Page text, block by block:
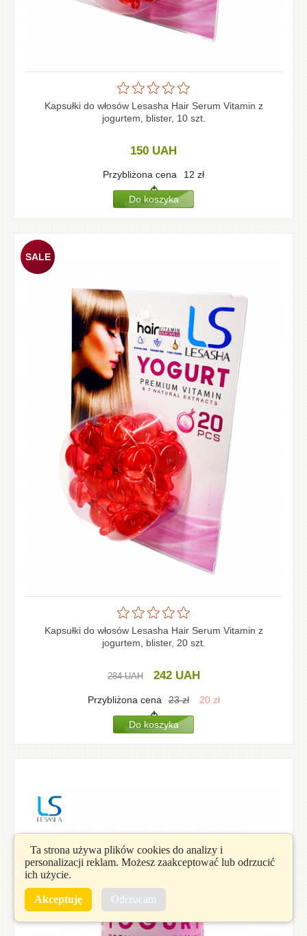
Ta strona używa plików cookies do analizy i
personalizacji reklam. Możesz zaakceptować lub odrzucić
ich użycie.
Akceptuję Odrzucam
Kapsułki do włosów Lesasha Hair Serum Vitamin z
jogurtem, blister, 10 szt.
150 UAH
Przybliżona cena 12 zł
Kapsułki do włosów Lesasha Hair Serum Vitamin z
jogurtem, blister, 20 szt.
284UAH 242 UAH
Przybliżona cena 23zł 20 zł